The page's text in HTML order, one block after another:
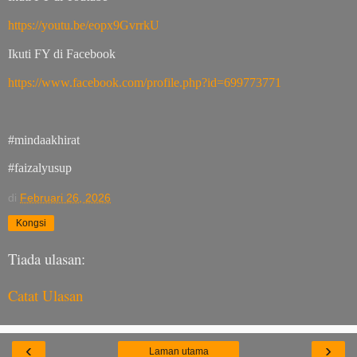
https://youtu.be/eopx9GvrrkU
Ikuti FY di Facebook
https://www.facebook.com/profile.php?id=699773771
#mindaakhirat
#faizalyusup
di Februari 26, 2026
Kongsi
Tiada ulasan:
Catat Ulasan
‹ ›
Laman utama